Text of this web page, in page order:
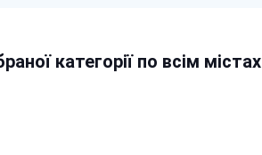
категорії по всім містах